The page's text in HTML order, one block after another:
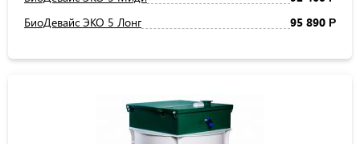
БиоДевайс ЭКО 5 Лонг 95 890 Р